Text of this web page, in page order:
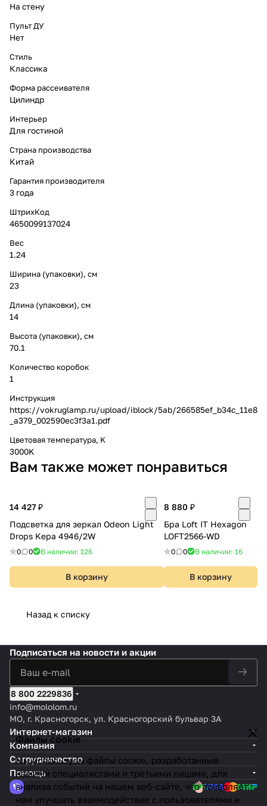
На стену
Пульт ДУ
Нет
Стиль
Классика
Форма рассеивателя
Цилиндр
Интерьер
Для гостиной
Страна производства
Китай
Гарантия производителя
3 года
ШтрихКод
4650099137024
Вес
1.24
Ширина (упаковки), см
23
Длина (упаковки), см
14
Высота (упаковки), см
70.1
Количество коробок
1
Инструкция
https://vokruglamp.ru/upload/iblock/5ab/266585ef_b34c_11e8
_a379_002590ec3f3a1.pdf
Цветовая температура, K
3000K
Вам также может понравиться
14 427 ₽
Подсветка для зеркал Odeon Light
Drops Kepa 4946/2W
0 0 В наличии: 126
В корзину
8 880 ₽
Бра Loft IT Hexagon
LOFT2566-WD
0 0 В наличии: 16
В корзину
Назад к списку
Файлы cookie
Мы используем файлы cookie, разработанные
нашими специалистами и третьими лицами, для
анализа событий на нашем веб-сайте, что позволяет
нам улучшать взаимодействие с пользователями и
Подписаться на новости и акции
8 800 2229836
info@mololom.ru
МО, г. Красногорск, ул. Красногорский бульвар 3А
Интернет-магазин
Компания
Сотрудничество
Помощь